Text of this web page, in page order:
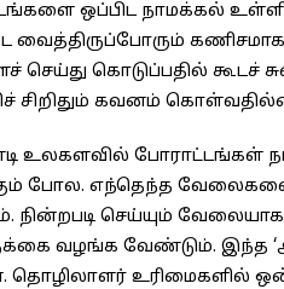
ஒப்பிட நாமக்கல்
கணிசமாக
செய்து கொடுப்பதில் கூடச்
சிறிதும் கவனம்
உலகளவில் போராட்டங்கள்
போல. எந்தெந்த வேலைகளை
செய்யும்
வழங்க வேண்டும். இந்த
தொழிலாளர் உரிமைகளில்